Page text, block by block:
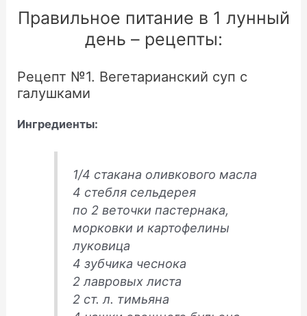
Правильное питание в 1 лунный
день – рецепты:
Рецепт №1. Вегетарианский суп с
галушками
Ингредиенты:
1/4 стакана оливкового масла
4 стебля сельдерея
по 2 веточки пастернака,
морковки и картофелины
луковица
4 зубчика чеснока
2 лавровых листа
2 ст. л. тимьяна